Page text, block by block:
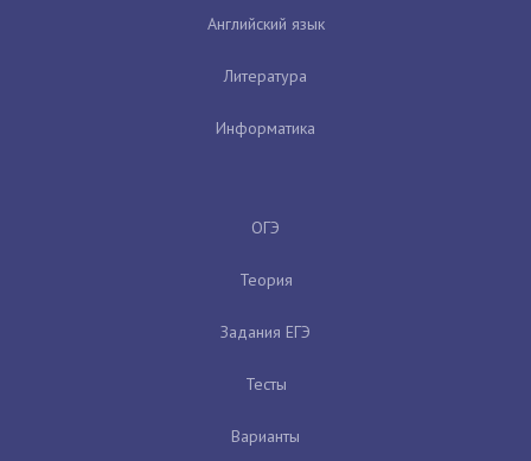
Английский язык
Литература
Информатика
ОГЭ
Теория
Задания ЕГЭ
Тесты
Варианты